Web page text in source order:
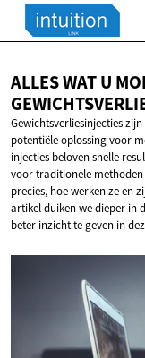
ALLES WAT U
Gewichtsverliesinjecties
potentiële oplossing voor
injecties beloven snelle
voor traditionele methoden
precies, hoe werken ze en
artikel duiken we dieper in
beter inzicht te geven in